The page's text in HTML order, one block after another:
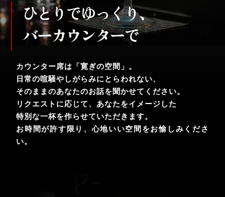
ひとりでゆっくり、
バーカウンターで
カウンター席は「寛ぎの空間」。
日常の喧騒やしがらみにとらわれない、
そのままのあなたのお話を聞かせてください。
リクエストに応じて、あなたをイメージした
特別な一杯を作らせていただきます。
お時間が許す限り、心地いい空間をお愉しみくださ
い。